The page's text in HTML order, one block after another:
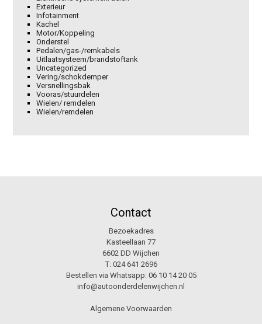
Exterieur
Infotainment
Kachel
Motor/Koppeling
Onderstel
Pedalen/gas-/remkabels
Uitlaatsysteem/brandstoftank
Uncategorized
Vering/schokdemper
Versnellingsbak
Vooras/stuurdelen
Wielen/ remdelen
Wielen/remdelen
Contact
Bezoekadres
Kasteellaan 77
6602 DD Wijchen
T: 024 641 2696
Bestellen via Whatsapp: 06 10 14 20 05
info@autoonderdelenwijchen.nl
Algemene Voorwaarden